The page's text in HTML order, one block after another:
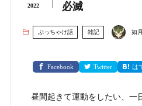
2022
必滅
ぶっちゃけ話 雑記 如
Facebook Twitter は
昼間起きて運動をしたい、一